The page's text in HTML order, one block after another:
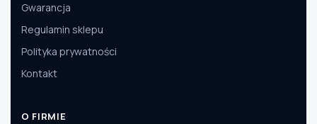
Gwarancja
Regulamin sklepu
Polityka prywatności
Kontakt
O FIRMIE